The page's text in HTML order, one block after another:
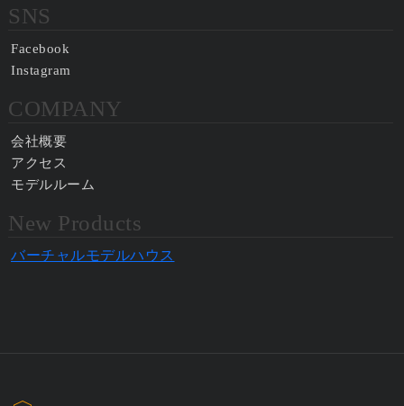
SNS
Facebook
Instagram
COMPANY
会社概要
アクセス
モデルルーム
New Products
バーチャルモデルハウス